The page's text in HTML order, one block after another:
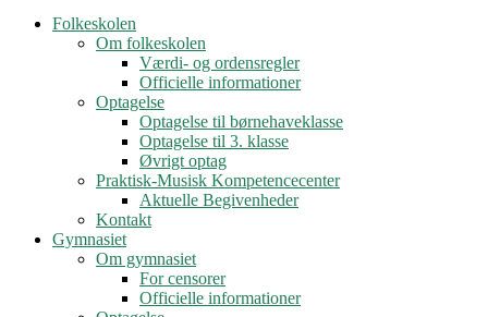
Folkeskolen
Om folkeskolen
Værdi- og ordensregler
Officielle informationer
Optagelse
Optagelse til børnehaveklasse
Optagelse til 3. klasse
Øvrigt optag
Praktisk-Musisk Kompetencecenter
Aktuelle Begivenheder
Kontakt
Gymnasiet
Om gymnasiet
For censorer
Officielle informationer